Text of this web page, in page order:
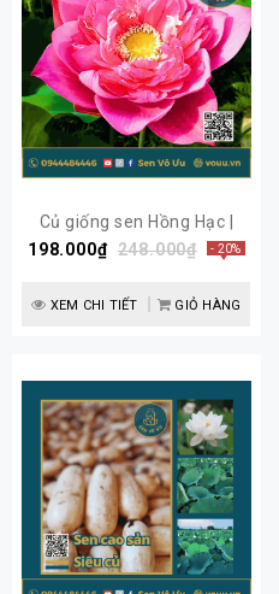
Củ giống sen Hồng Hạc |
Sen Vô Ưu
198.000₫ 248.000₫ - 20%
XEM CHI TIẾT GIỎ HÀNG